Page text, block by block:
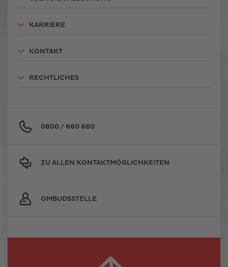
KARRIERE
KONTAKT
RECHTLICHES
0800 / 660 660
ZU ALLEN KONTAKTMÖGLICHKEITEN
OMBUDSSTELLE